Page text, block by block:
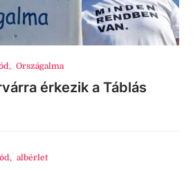
, Országalma
érkezik a Táblás
, albérlet